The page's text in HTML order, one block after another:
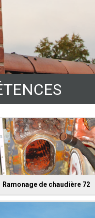
Ramonage de chaudière 72